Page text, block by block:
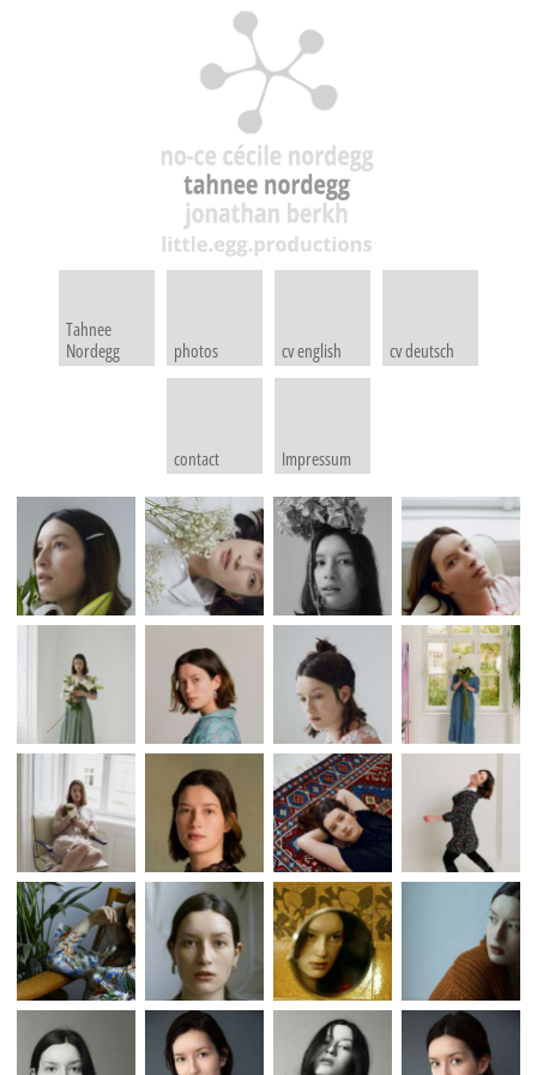
Tahnee
Nordegg
photos cv english cv deutsch
contact Impressum